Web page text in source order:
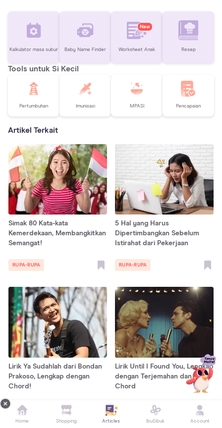
Kalkulator masa subur Baby Name Finder
New
Worksheet Anak Resep
Tools untuk Si Kecil
Pertumbuhan Imunisasi MPASI Pencapaian
Artikel Terkait
Simak 80 Kata-kata
Kemerdekaan, Membangkitkan
Semangat!
RUPA-RUPA
5 Hal yang Harus
Dipertimbangkan Sebelum
Istirahat dari Pekerjaan
RUPA-RUPA
Lirik Ya Sudahlah dari Bondan
Prakoso, Lengkap dengan
Chord!
RUPA-RUPA
Lirik Until I Found You, Lengkap
dengan Terjemahan dan
Chord
Home Shopping Articles IbuSibuk Account